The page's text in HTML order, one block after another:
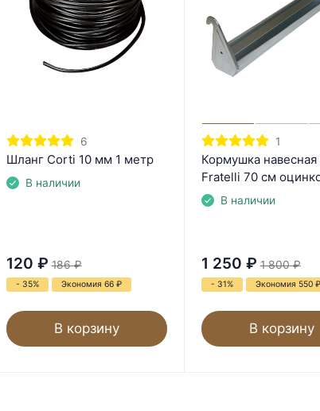
6
Шланг Corti 10 мм 1 метр
В наличии
120 ₽ 186 ₽
- 35% Экономия 66 ₽
В корзину
1
Кормушка
Fratelli 70 см
В наличии
1 250 ₽ 1 800 ₽
- 31% Экономия 550 ₽
В корзину